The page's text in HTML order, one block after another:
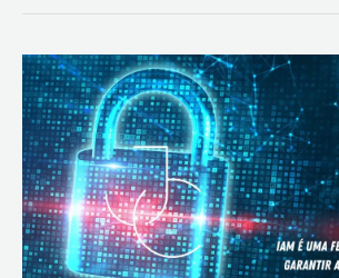
Prática:
Desenvolvimento,
Segurança
e
Operações